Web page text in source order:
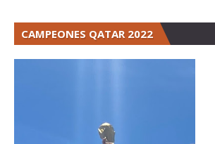
CAMPEONES QATAR 2022